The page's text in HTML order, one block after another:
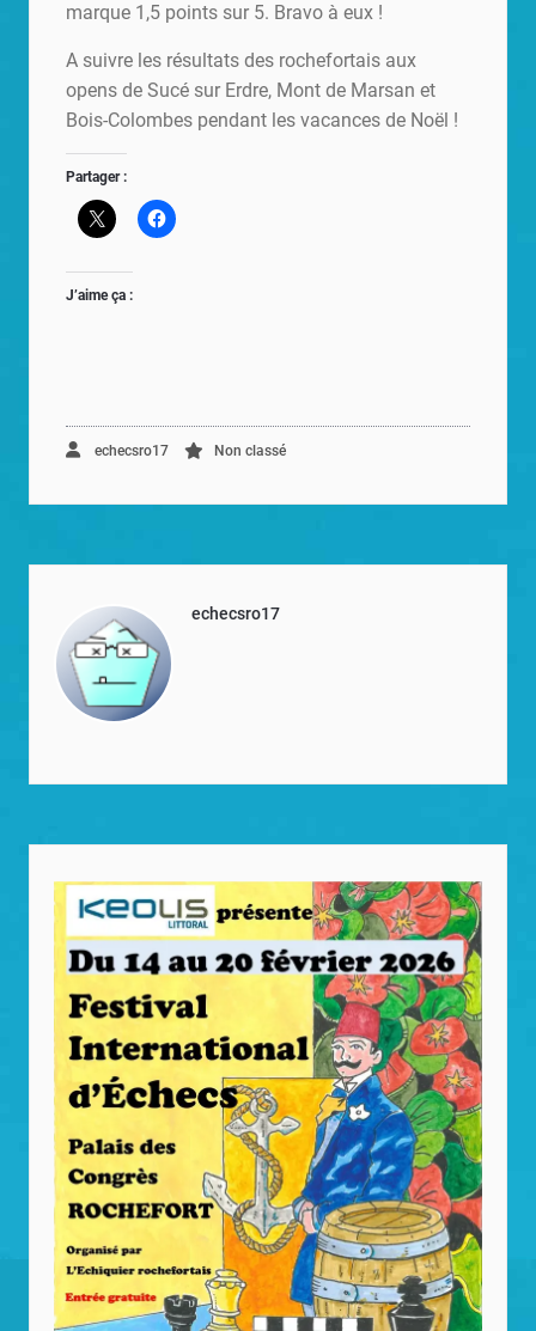
marque 1,5 points sur 5. Bravo à eux !
A suivre les résultats des rochefortais aux
opens de Sucé sur Erdre, Mont de Marsan et
Bois-Colombes pendant les vacances de Noël !
Partager :
J’aime ça :
echecsro17 Non classé
echecsro17